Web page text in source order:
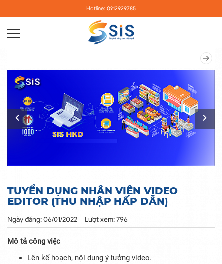
Hotline: 0912929785
TUYỂN DỤNG NHÂN VIÊN VIDEO
EDITOR (THU NHẬP HẤP DẪN)
Ngày đăng: 06/01/2022 Lượt xem: 796
Mô tả công việc
Lên kế hoạch, nội dung ý tưởng video.